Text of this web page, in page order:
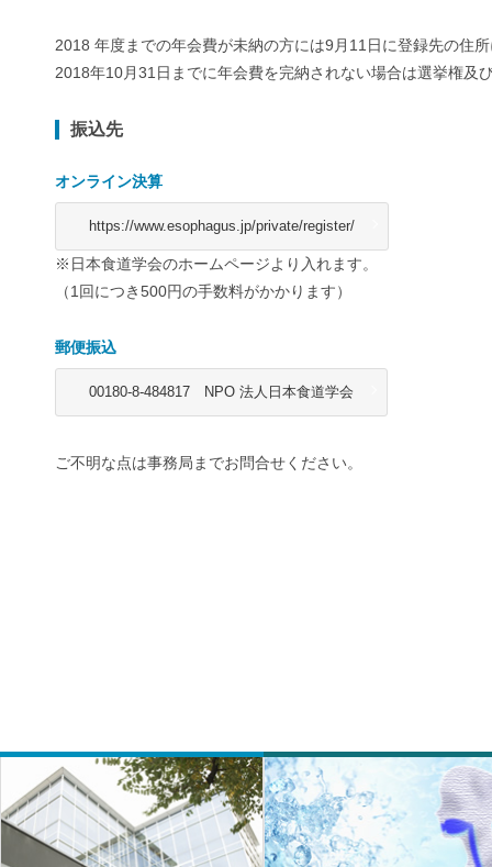
2018 年度までの年会費が未納の方には9月11日に登録先の住
2018年10月31日までに年会費を完納されない場合は選挙権及
振込先
オンライン決算
https://www.esophagus.jp/private/register/
※日本食道学会のホームページより入れます。
（1回につき500円の手数料がかかります）
郵便振込
00180-8-484817 NPO 法人日本食道学会
ご不明な点は事務局までお問合せください。